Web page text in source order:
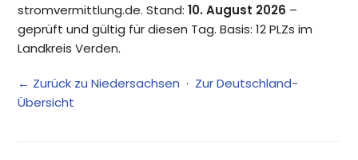
stromvermittlung.de. Stand:10. August 2026 –
geprüft und gültig für diesen Tag. Basis: 12 PLZs im
Landkreis Verden.
← Zurück zu Niedersachsen · Zur Deutschland-
Übersicht